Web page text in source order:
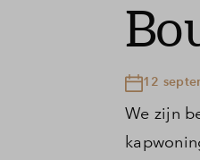
12
We zijn